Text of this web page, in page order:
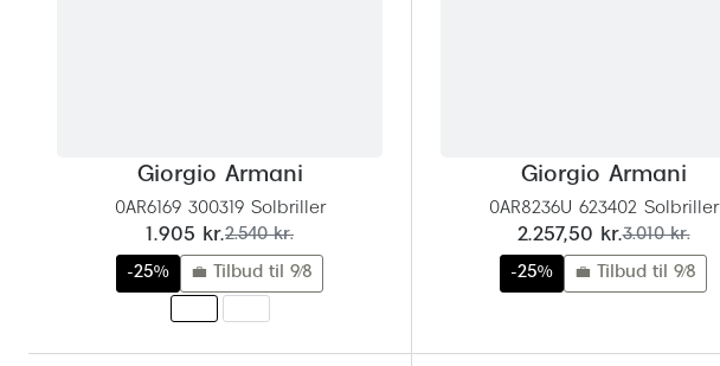
Giorgio Armani
0AR6169 300319 Solbriller
nu:
1.905 kr.før:
2.540 kr.
-25% 💼 Tilbud til 9/8
Giorgio Armani
0AR8236U 623402 Solbriller
nu:
2.257,50 kr.før:
3.010 kr.
-25% 💼 Tilbud til 9/8